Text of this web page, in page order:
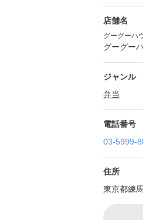
店舗名
グーグーハ
グーグー
ジャンル
弁当
電話番号
03-5999-
住所
東京都練